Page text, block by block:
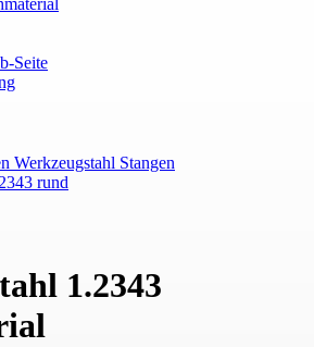
Seite
Werkzeugstahl Stangen
rund
1.2343